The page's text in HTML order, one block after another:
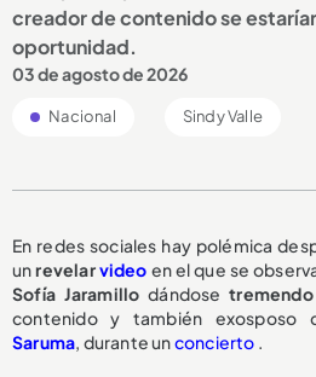
creador de contenido se
oportunidad.
03 de agosto de 2026
Nacional Sindy Valle
En redes sociales hay polémica
unrevelarvideo en el que se
Sofía Jaramillo dándose
contenido y también exosposo
Saruma, durante unconcierto .